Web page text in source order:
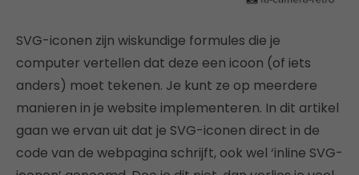
SVG-iconen zijn wiskundige formules die je
computer vertellen dat deze een icoon (of iets
anders) moet tekenen. Je kunt ze op meerdere
manieren in je website implementeren. In dit artikel
gaan we ervan uit dat je SVG-iconen direct in de
code van de webpagina schrijft, ook wel ‘inline SVG-